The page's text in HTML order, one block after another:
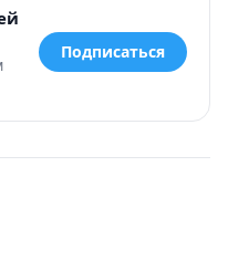
Подписаться